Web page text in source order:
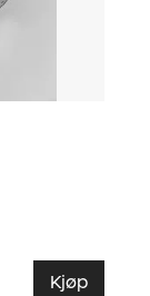
Kjøp